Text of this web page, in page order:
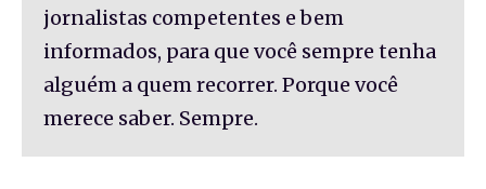
jornalistas competentes e bem
informados, para que você sempre tenha
alguém a quem recorrer. Porque você
merece saber. Sempre.